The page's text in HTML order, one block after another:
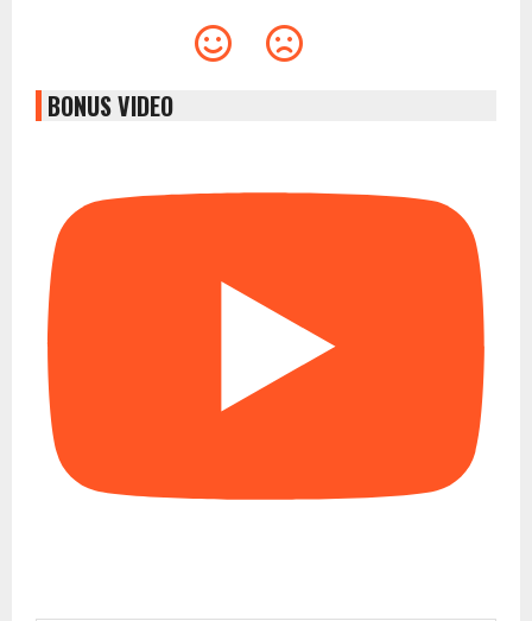
BONUS VIDEO